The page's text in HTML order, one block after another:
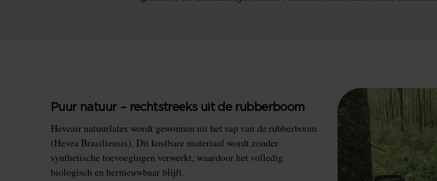
Puur natuur – rechtstreeks uit de rubberboom
Heveair natuurlatex wordt gewonnen uit het sap van de rubberboom
(Hevea Brasiliensis). Dit kostbare materiaal wordt zonder
synthetische toevoegingen verwerkt, waardoor het volledig
biologisch en hernieuwbaar blijft.